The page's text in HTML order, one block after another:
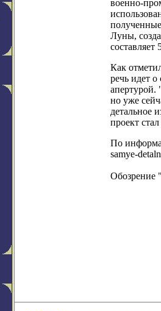
военно-
Луны,
составляет
Как
речь идет
апертурой.
но уже
детальное
проект
По
samye-
Обозрение